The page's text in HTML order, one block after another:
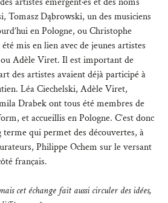
Tomasz Dąbrowski, un des musiciens
en Pologne, ou Christophe
mis en lien avec de jeunes artistes
Adèle Viret. Il est important de
des artistes avaient déjà participé à
Léa Ciechelski, Adèle Viret,
Drabek ont tous été membres de
et accueillis en Pologne. C’est donc
qui permet des découvertes, à
Philippe Ochem sur le versant
français.
cet échange fait aussi circuler des idées,